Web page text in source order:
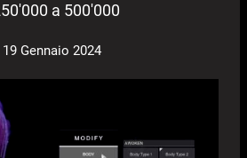
a 500'000
19 Gennaio 2024